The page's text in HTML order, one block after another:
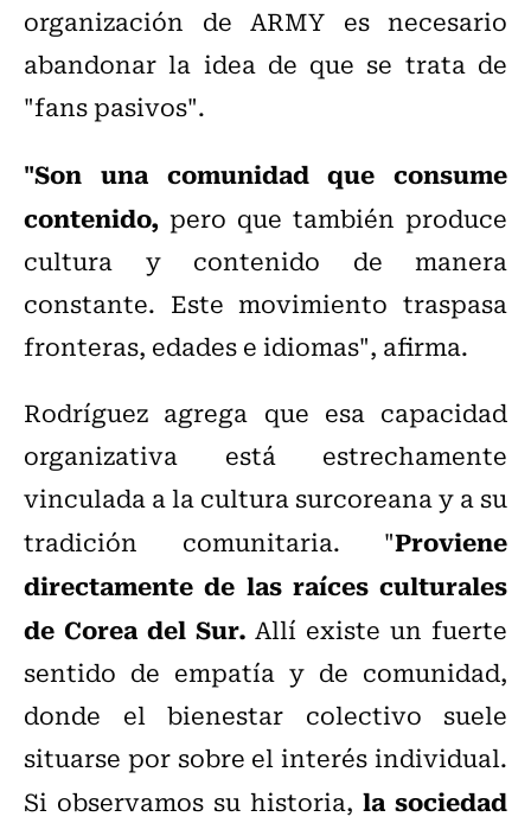
organización de ARMY es necesario
abandonar la idea de que se trata de
"fans pasivos".
"Son una comunidad que consume
contenido, pero que también produce
cultura y contenido de manera
constante. Este movimiento traspasa
fronteras, edades e idiomas", afirma.
Rodríguez agrega que esa capacidad
organizativa está estrechamente
vinculada a la cultura surcoreana y a su
tradición comunitaria. "Proviene
directamente de las raíces culturales
de Corea del Sur. Allí existe un fuerte
sentido de empatía y de comunidad,
donde el bienestar colectivo suele
situarse por sobre el interés individual.
Si observamos su historia, la sociedad